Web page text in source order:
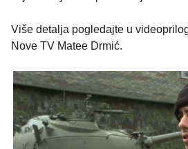
Više detalja pogledajte u
Nove TV Matee Drmić.